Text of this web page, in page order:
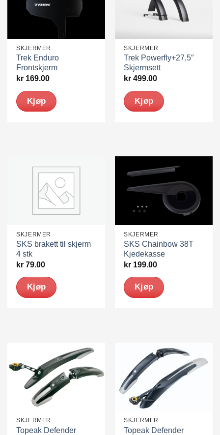
SKJERMER
Trek Enduro
Frontskjerm
kr 169.00
Kjøp
SKJERMER
Trek Powerfly+27,5″
Skjermsett
kr 499.00
Kjøp
SKJERMER
SKS brakett til skjerm
4 stk
kr 79.00
Kjøp
SKJERMER
SKS Chainbow 38T
Kjedekasse
kr 199.00
Kjøp
SKJERMER
Topeak Defender
SKJERMER
Topeak Defender